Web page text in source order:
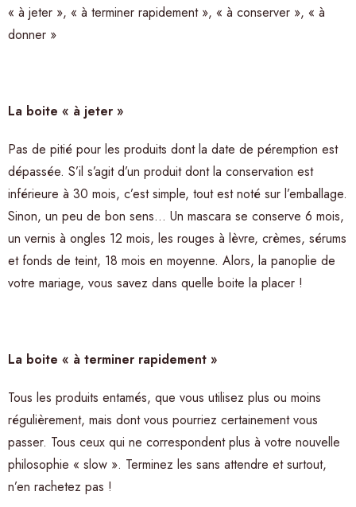
« à jeter », « à terminer rapidement », « à conserver », « à
donner »
La boite « à jeter »
Pas de pitié pour les produits dont la date de péremption est
dépassée. S’il s’agit d’un produit dont la conservation est
inférieure à 30 mois, c’est simple, tout est noté sur l’emballage.
Sinon, un peu de bon sens… Un mascara se conserve 6 mois,
un vernis à ongles 12 mois, les rouges à lèvre, crèmes, sérums
et fonds de teint, 18 mois en moyenne. Alors, la panoplie de
votre mariage, vous savez dans quelle boite la placer !
La boite « à terminer rapidement »
Tous les produits entamés, que vous utilisez plus ou moins
régulièrement, mais dont vous pourriez certainement vous
passer. Tous ceux qui ne correspondent plus à votre nouvelle
philosophie « slow ». Terminez les sans attendre et surtout,
n’en rachetez pas !